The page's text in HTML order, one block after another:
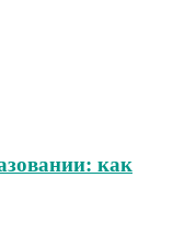
как